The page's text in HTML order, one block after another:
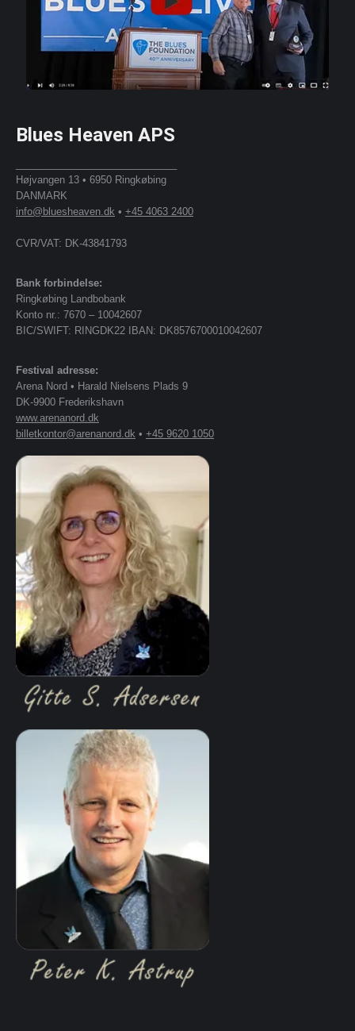
Blues Heaven APS
Højvangen 13 • 6950 Ringkøbing
DANMARK
info@bluesheaven.dk • +45 4063 2400
CVR/VAT: DK-43841793
Bank forbindelse:
Ringkøbing Landbobank
Konto nr.: 7670 – 10042607
BIC/SWIFT: RINGDK22 IBAN: DK8576700010042607
Festival adresse:
Arena Nord • Harald Nielsens Plads 9
DK-9900 Frederikshavn
www.arenanord.dk
billetkontor@arenanord.dk • +45 9620 1050